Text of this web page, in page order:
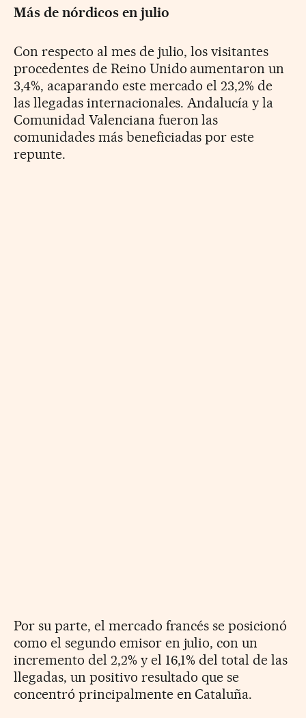
Más de nórdicos en julio
Con respecto al mes de julio, los visitantes
procedentes de Reino Unido aumentaron un
3,4%, acaparando este mercado el 23,2% de
las llegadas internacionales. Andalucía y la
Comunidad Valenciana fueron las
comunidades más beneficiadas por este
repunte.
Por su parte, el mercado francés se posicionó
como el segundo emisor en julio, con un
incremento del 2,2% y el 16,1% del total de las
llegadas, un positivo resultado que se
concentró principalmente en Cataluña.